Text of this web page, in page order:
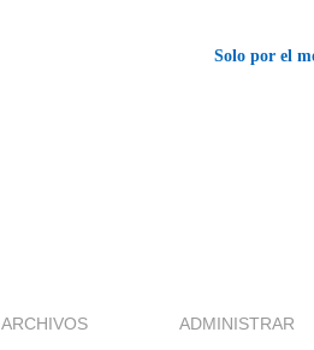
Solo por el
ARCHIVOS ADMINISTRAR